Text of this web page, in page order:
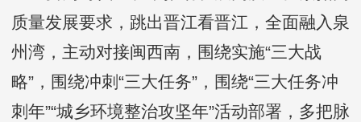
质量发展要求，跳出晋江看晋江，全面融入泉
州湾，主动对接闽西南，围绕实施“三大战
略”，围绕冲刺“三大任务”，围绕“三大任务冲
刺年”“城乡环境整治攻坚年”活动部署，多把脉